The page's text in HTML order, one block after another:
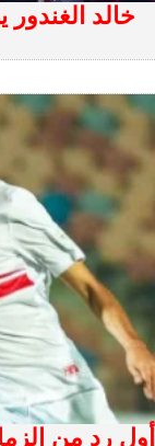
خالد
أول رد من